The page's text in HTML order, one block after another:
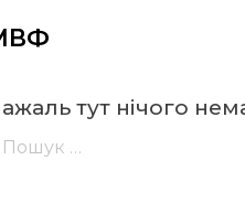
тут нічого